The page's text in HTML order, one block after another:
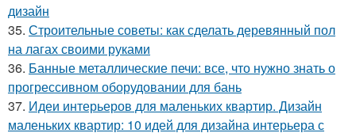
дизайн
35. Строительные советы: как сделать деревянный пол
на лагах своими руками
36. Банные металлические печи: все, что нужно знать о
прогрессивном оборудовании для бань
37. Идеи интерьеров для маленьких квартир. Дизайн
маленьких квартир: 10 идей для дизайна интерьера с